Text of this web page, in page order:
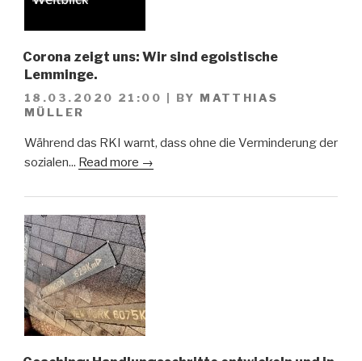
Corona zeigt uns: Wir sind egoistische
Lemminge.
18.03.2020 21:00 BY MATTHIAS
MÜLLER
Während das RKI warnt, dass ohne die Verminderung der
sozialen... Read more →